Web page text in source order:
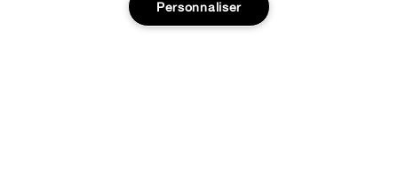
Suivre ma commande
CONFIDENTIALITÉ ET CONDITIONS GÉNÉRALES
Personnaliser